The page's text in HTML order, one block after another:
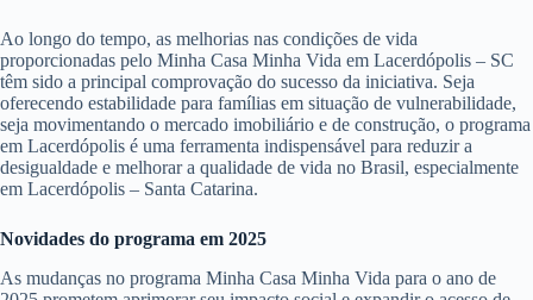
Ao longo do tempo, as melhorias nas condições de vida
proporcionadas pelo Minha Casa Minha Vida em Lacerdópolis – SC
têm sido a principal comprovação do sucesso da iniciativa. Seja
oferecendo estabilidade para famílias em situação de vulnerabilidade,
seja movimentando o mercado imobiliário e de construção, o programa
em Lacerdópolis é uma ferramenta indispensável para reduzir a
desigualdade e melhorar a qualidade de vida no Brasil, especialmente
em Lacerdópolis – Santa Catarina.
Novidades do programa em 2025
As mudanças no programa Minha Casa Minha Vida para o ano de